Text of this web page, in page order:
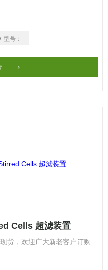
型号：
Cells 超滤装置
货，欢迎广大新老客户订购